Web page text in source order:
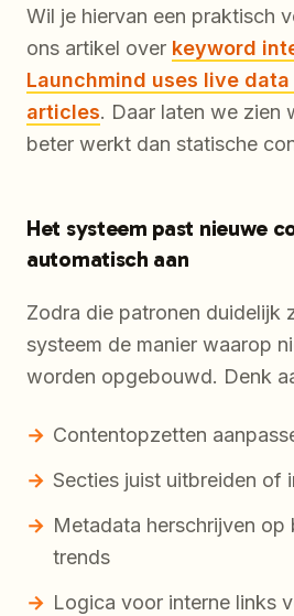
Wil je hiervan een praktisch
ons artikel over keyword
Launchmind uses live
articles. Daar laten we zien
beter werkt dan statische
Het systeem past nieuwe
automatisch aan
Zodra die patronen duidelijk
systeem de manier waarop
worden opgebouwd. Denk
Contentopzetten
Secties juist uitbreiden of
Metadata herschrijven op
trends
Logica voor interne links